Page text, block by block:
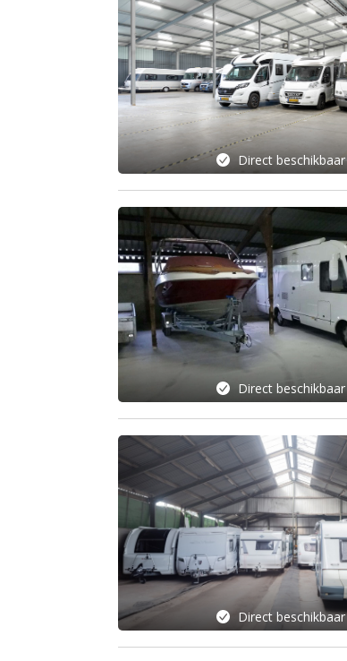
Direct beschikbaar
Direct beschikbaar
Direct beschikbaar